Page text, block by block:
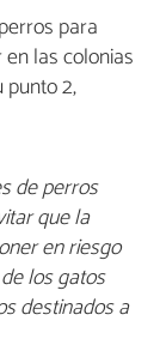
para
las colonias
punto 2,
de perros
que la
en riesgo
los gatos
destinados a